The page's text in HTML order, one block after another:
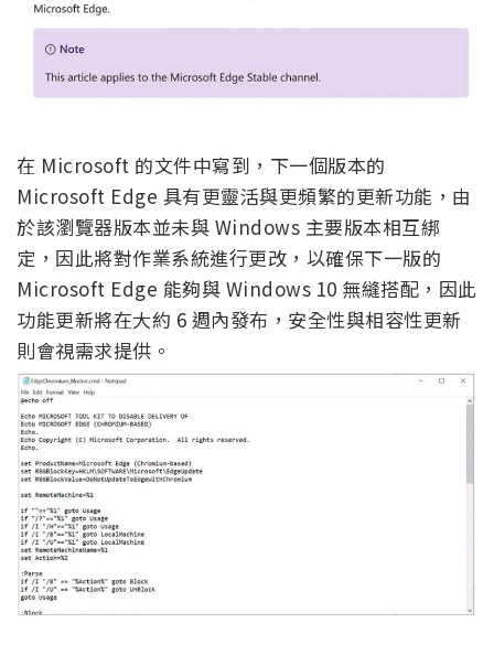
在 Microsoft 的文件中寫到，下一個版本的
Microsoft Edge 具有更靈活與更頻繁的更新功能，由
於該瀏覽器版本並未與 Windows 主要版本相互綁
定，因此將對作業系統進行更改，以確保下一版的
Microsoft Edge 能夠與 Windows 10 無縫搭配，因此
功能更新將在大約 6 週內發布，安全性與相容性更新
則會視需求提供。